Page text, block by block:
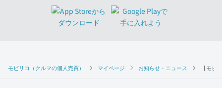
モビリコ（クルマの個人売買） マイページ お知らせ・ニュース 【モ